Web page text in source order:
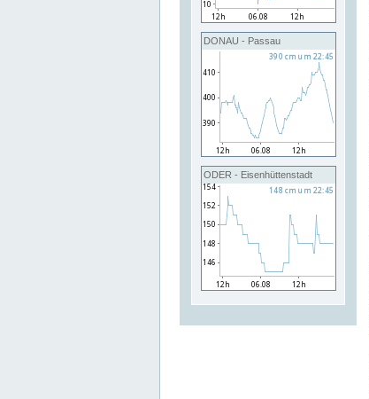
DONAU - Passau
ODER - Eisenhüttenstadt